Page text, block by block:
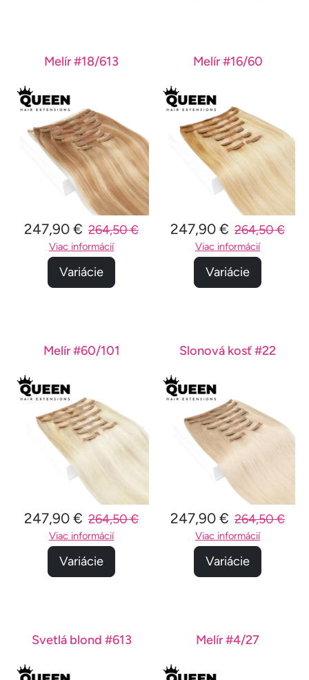
Melír #18/613
247,90 € 264,50 €
Viac informácií
Variácie
Melír #16/60
247,90 € 264,50 €
Viac informácií
Variácie
Melír #60/101
247,90 € 264,50 €
Viac informácií
Variácie
Slonová kosť #22
247,90 € 264,50 €
Viac informácií
Variácie
Svetlá blond #613 Melír #4/27